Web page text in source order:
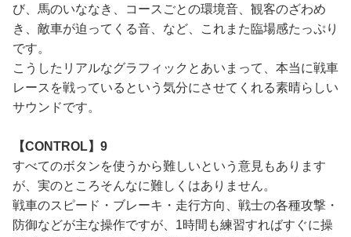
び、馬のいななき、コースごとの環境音、観客のざわめ
き、敵車が迫ってくる音、など、これまた臨場感たっぷり
です。
こうしたリアルなグラフィックとあいまって、本当に戦車
レースを戦っているという気分にさせてくれる素晴らしい
サウンドです。
【CONTROL】9
すべてのボタンを使うから難しいという意見もあります
が、実のところそんなに難しくはありません。
戦車のスピード・ブレーキ・走行方向、戦士の各種攻撃・
防御などが主な操作ですが、1時間も練習すればすぐに操